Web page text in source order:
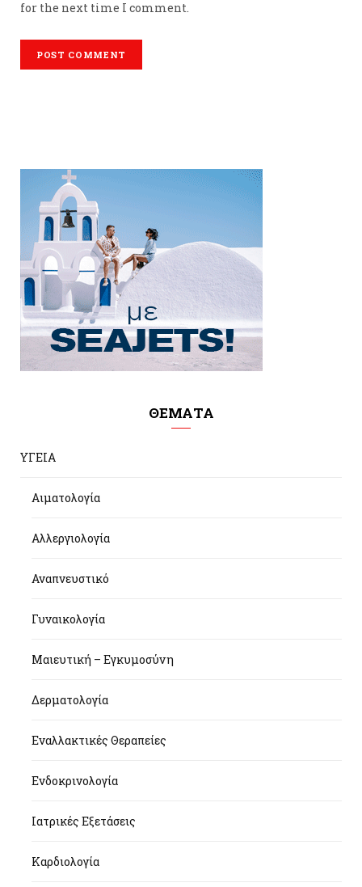
for the next time I comment.
ΘΕΜΑΤΑ
ΥΓΕΙΑ
Αιματολογία
Αλλεργιολογία
Αναπνευστικό
Γυναικολογία
Μαιευτική – Εγκυμοσύνη
Δερματολογία
Εναλλακτικές Θεραπείες
Ενδοκρινολογία
Ιατρικές Εξετάσεις
Καρδιολογία